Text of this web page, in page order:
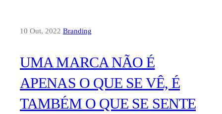
10 Out, 2022 Branding
UMA MARCA NÃO É
APENAS O QUE SE VÊ, É
TAMBÉM O QUE SE SENTE